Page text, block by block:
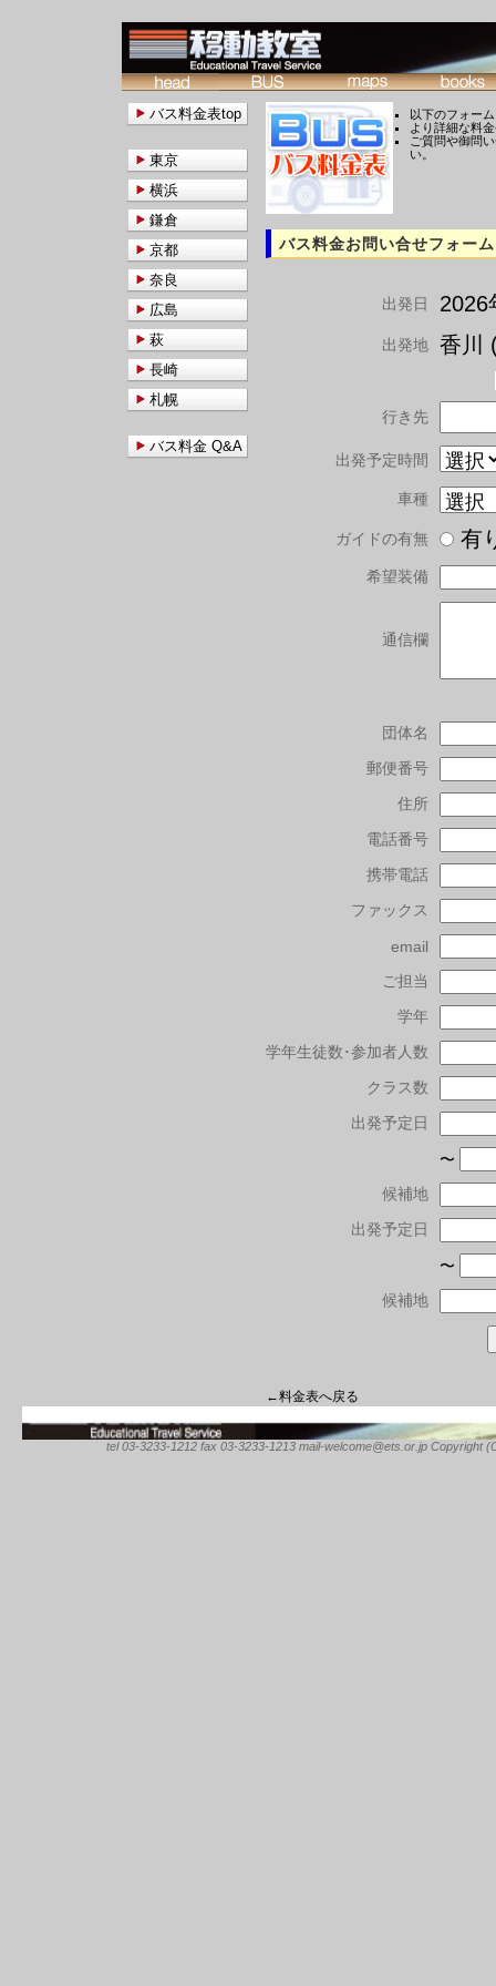
以下のフォー
より詳細な料
ご質問や御問
い。
バス料金お問い合せフォーム
出発日 2026
出発地 香川
行き先
出発予定時間
車種
ガイドの有無
希望装備
通信欄
団体名
郵便番号
住所
電話番号
携帯電話
ファックス
email
ご担当
学年
学年生徒数･参加者人数
クラス数
出発予定日
〜
候補地
出発予定日
〜
候補地
←料金表へ戻る
バス料金表top
東京
横浜
鎌倉
京都
奈良
広島
萩
長崎
札幌
バス料金 Q&A
tel 03-3233-1212 fax 03-3233-1213 mail-welcome@ets.or.jp Copyright